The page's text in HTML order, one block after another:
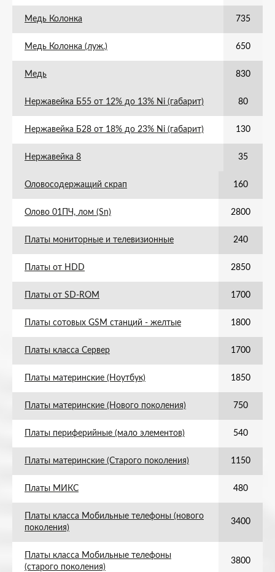
Медь Колонка 735
Медь Колонка (луж.) 650
Медь 830
Нержавейка Б55 от 12% до 13% Ni (габарит) 80
Нержавейка Б28 от 18% до 23% Ni (габарит) 130
Нержавейка 8 35
Оловосодержащий скрап 160
Олово 01ПЧ, лом (Sn) 2800
Платы мониторные и телевизионные 240
Платы от HDD 2850
Платы от SD-ROM 1700
Платы сотовых GSM станций - желтые 1800
Платы класса Сервер 1700
Платы материнские (Ноутбук) 1850
Платы материнские (Нового поколения) 750
Платы периферийные (мало элементов) 540
Платы материнские (Старого поколения) 1150
Платы МИКС 480
Платы класса Мобильные телефоны (нового
поколения)
3400
Платы класса Мобильные телефоны
(старого поколения)
3800